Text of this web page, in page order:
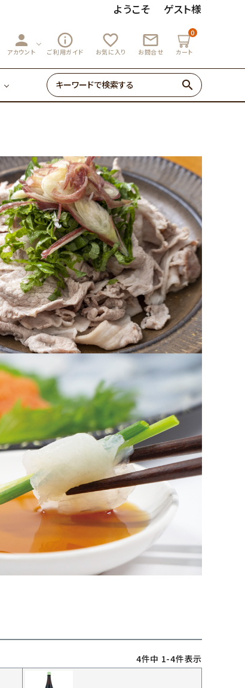
ようこそ ゲスト様
person
アカウント
info_outline
ご利用ガイド
favorite_outline
お気に入り
mail_outline
お問合せ
0
カート
ゼリー・あめ
初めての方へ
search
マーマレード
ゼリー・あめ
3,000円～
4件中 1-4件表示